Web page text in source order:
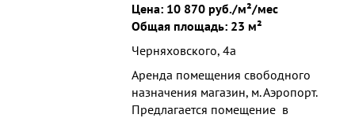
Цена: 10 870 руб./м²/мес
Общая площадь: 23 м²
Черняховского, 4а
Аренда помещения свободного
назначения магазин, м. Аэропорт.
Предлагается помещение в